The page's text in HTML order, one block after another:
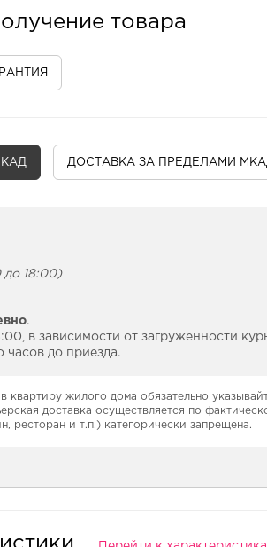
товара
ДОСТАВКА ЗА ПРЕДЕЛАМИ
до 18:00)
.
в зависимости от загруженности
часов до приезда.
квартиру жилого дома обязательно
доставка осуществляется по
ресторан и т.п.) категорически запрещена.